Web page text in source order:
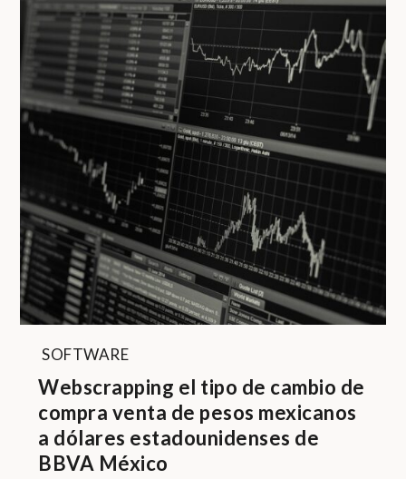
SOFTWARE
Webscrapping el tipo de cambio de
compra venta de pesos mexicanos
a dólares estadounidenses de
BBVA México